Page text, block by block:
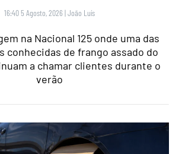
16:40 5 Agosto, 2026 |João Luís
na Nacional 125 onde uma das
conhecidas de frango assado do
a chamar clientes durante o
verão